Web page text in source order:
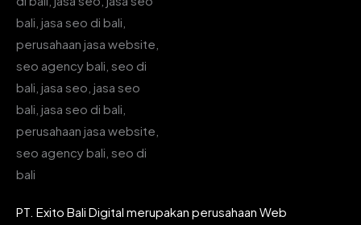
PT. Exito Bali Digital merupakan perusahaan Web